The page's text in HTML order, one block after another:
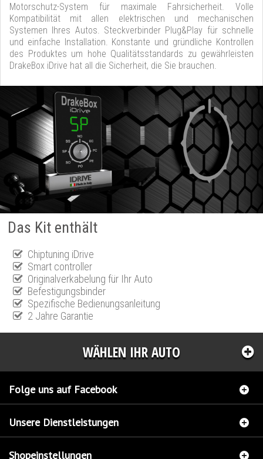
Motorschutz-System für maximale Fahrsicherheit. Volle
Kompatibilität mit allen elektrischen und mechanischen
Systemen Ihres Autos. Steckverbinder Plug&Play für schnelle
und einfache Installation. Konstante und gründliche Kontrollen
des Produktes um hohe Qualitätsstandards zu gewährleisten
DrakeBox iDrive hat all die Sicherheit, die Sie brauchen.
Das Kit enthält
Chiptuning iDrive
Smart controller
Originalverkabelung für Ihr Auto
Befestigungsbinder
Spezifische Bedienungsanleitung
2 Jahre Garantie
WÄHLEN IHR AUTO
Folge uns auf Facebook
Unsere Dienstleistungen
Shopeinstellungen